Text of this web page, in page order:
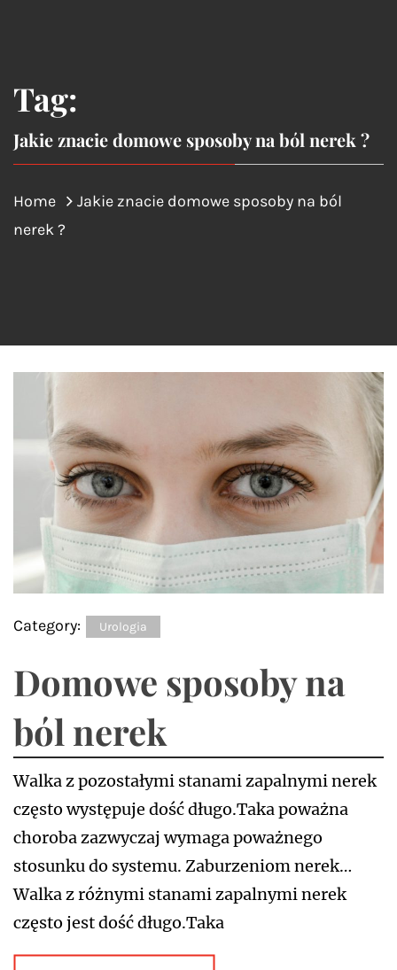
Tag:
Jakie znacie domowe sposoby na ból nerek ?
Home
Jakie znacie domowe sposoby na ból
nerek ?
Category: Urologia
Domowe sposoby na
ból nerek
Walka z pozostałymi stanami zapalnymi nerek
często występuje dość długo.Taka poważna
choroba zazwyczaj wymaga poważnego
stosunku do systemu. Zaburzeniom nerek…
Walka z różnymi stanami zapalnymi nerek
często jest dość długo.Taka